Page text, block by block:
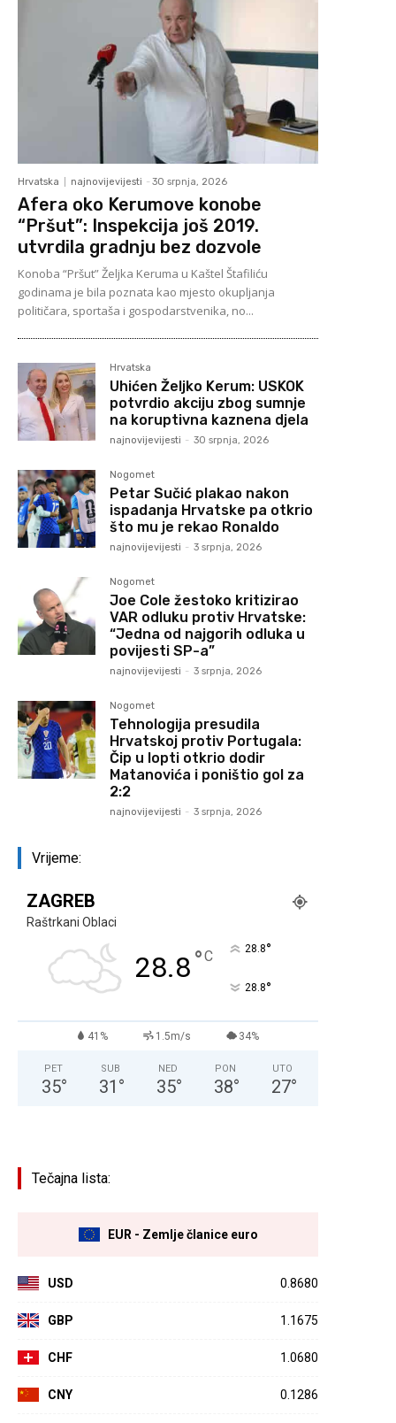
Hrvatska najnovijevijesti - 30 srpnja, 2026
Afera oko Kerumove konobe
“Pršut”: Inspekcija još 2019.
utvrdila gradnju bez dozvole
Konoba “Pršut” Željka Keruma u Kaštel Štafiliću
godinama je bila poznata kao mjesto okupljanja
političara, sportaša i gospodarstvenika, no...
Hrvatska
Uhićen Željko Kerum: USKOK
potvrdio akciju zbog sumnje
na koruptivna kaznena djela
najnovijevijesti - 30 srpnja, 2026
Nogomet
Petar Sučić plakao nakon
ispadanja Hrvatske pa otkrio
što mu je rekao Ronaldo
najnovijevijesti - 3 srpnja, 2026
Nogomet
Joe Cole žestoko kritizirao
VAR odluku protiv Hrvatske:
“Jedna od najgorih odluka u
povijesti SP-a”
najnovijevijesti - 3 srpnja, 2026
Nogomet
Tehnologija presudila
Hrvatskoj protiv Portugala:
Čip u lopti otkrio dodir
Matanovića i poništio gol za
2:2
najnovijevijesti - 3 srpnja, 2026
Vrijeme:
ZAGREB
Raštrkani Oblaci
28.8°C 28.8°
28.8°
41% 1.5m/s 34%
PET
35°
SUB
31 °
NED
35°
PON
38°
UTO
27°
Tečajna lista:
EUR - Zemlje članice euro
USD 0.8680
GBP 1.1675
CHF 1.0680
CNY 0.1286